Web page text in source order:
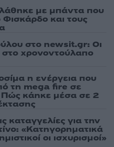
με μπάντα που
Φισκάρδο και τους
στο newsit.gr: Οι
χρονοντούλαπο
η ενέργεια που
τη mega fire σε
Πώς κάηκε μέσα σε 2
καταγγελίες για την
«Κατηγορηματικά
οι ισχυρισμοί»